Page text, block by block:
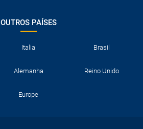
OUTROS PAÍSES
Italia Brasil
Alemanha Reino Unido
Europe